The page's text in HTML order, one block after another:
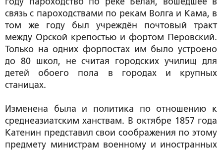
связь с пароходствами по рекам Волга и Кама, в
том же году был учреждён почтовый тракт
между Орской крепостью и фортом Перовский.
Только на одних форпостах им было устроено
до 80 школ, не считая городских училищ для
детей обоего пола в городах и крупных
станицах.
Изменена была и политика по отношению к
среднеазиатским ханствам. В октябре 1857 года
Катенин представил свои соображения по этому
предмету министрам военному и иностранных